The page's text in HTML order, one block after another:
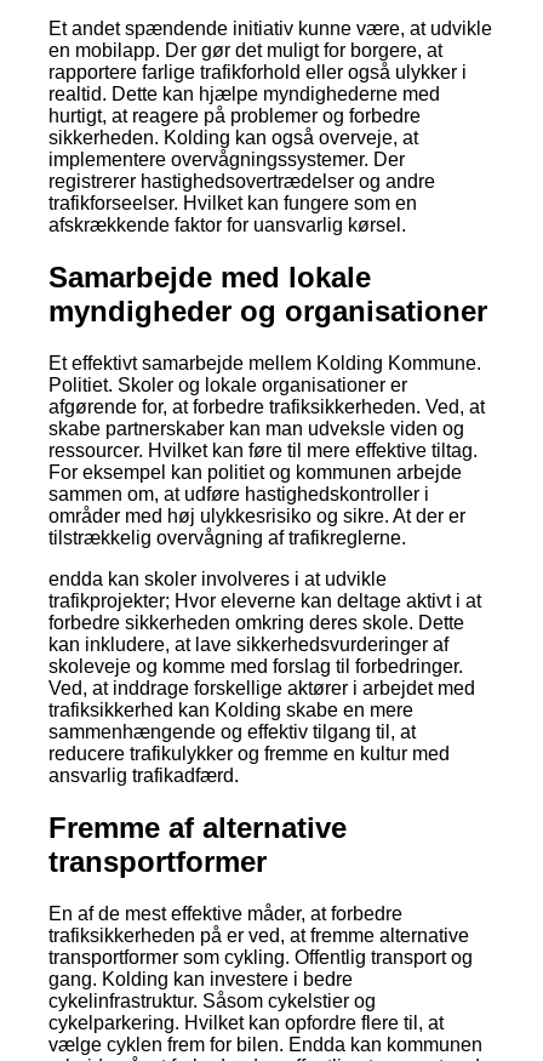
Et andet spændende initiativ kunne være, at udvikle
en mobilapp. Der gør det muligt for borgere, at
rapportere farlige trafikforhold eller også ulykker i
realtid. Dette kan hjælpe myndighederne med
hurtigt, at reagere på problemer og forbedre
sikkerheden. Kolding kan også overveje, at
implementere overvågningssystemer. Der
registrerer hastighedsovertrædelser og andre
trafikforseelser. Hvilket kan fungere som en
afskrækkende faktor for uansvarlig kørsel.
Samarbejde med lokale
myndigheder og organisationer
Et effektivt samarbejde mellem Kolding Kommune.
Politiet. Skoler og lokale organisationer er
afgørende for, at forbedre trafiksikkerheden. Ved, at
skabe partnerskaber kan man udveksle viden og
ressourcer. Hvilket kan føre til mere effektive tiltag.
For eksempel kan politiet og kommunen arbejde
sammen om, at udføre hastighedskontroller i
områder med høj ulykkesrisiko og sikre. At der er
tilstrækkelig overvågning af trafikreglerne.
endda kan skoler involveres i at udvikle
trafikprojekter; Hvor eleverne kan deltage aktivt i at
forbedre sikkerheden omkring deres skole. Dette
kan inkludere, at lave sikkerhedsvurderinger af
skoleveje og komme med forslag til forbedringer.
Ved, at inddrage forskellige aktører i arbejdet med
trafiksikkerhed kan Kolding skabe en mere
sammenhængende og effektiv tilgang til, at
reducere trafikulykker og fremme en kultur med
ansvarlig trafikadfærd.
Fremme af alternative
transportformer
En af de mest effektive måder, at forbedre
trafiksikkerheden på er ved, at fremme alternative
transportformer som cykling. Offentlig transport og
gang. Kolding kan investere i bedre
cykelinfrastruktur. Såsom cykelstier og
cykelparkering. Hvilket kan opfordre flere til, at
vælge cyklen frem for bilen. Endda kan kommunen